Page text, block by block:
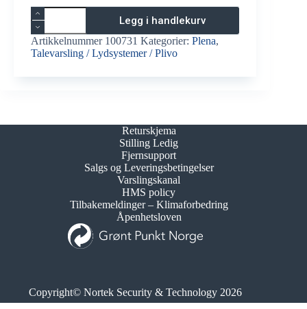
Plena
Effektforsterker
LBB
1938-
30
Legg i handlekurv
Artikkelnummer 100731 Kategorier: Plena,
Talevarsling / Lydsystemer / Plivo
Returskjema
Stilling Ledig
Fjernsupport
Salgs og Leveringsbetingelser
Varslingskanal
HMS policy
Tilbakemeldinger – Klimaforbedring
Åpenhetsloven
Copyright© Nortek Security & Technology 2026